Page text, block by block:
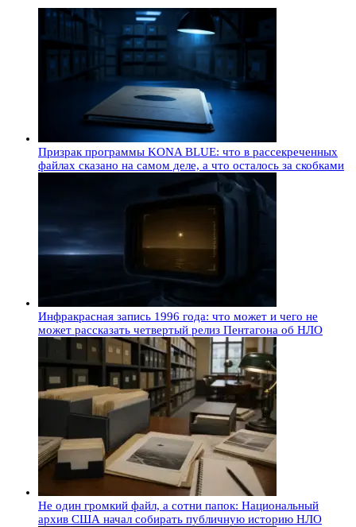
Призрак программы KONA BLUE: что в рассекреченных
файлах сказано на самом деле, а что осталось за скобками
Инфракрасная запись 1996 года: что может и чего не
может рассказать четвертый релиз Пентагона об НЛО
Не один громкий файл, а сотни папок: Национальный
архив США начал собирать публичную историю НЛО